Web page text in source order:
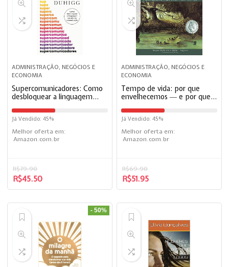
ADMINISTRAÇÃO, NEGÓCIOS E
ECONOMIA
Supercomunicadores: Como
desbloquear a linguagem
Já Vendido: 45%
Melhor oferta em:
Amazon.com.br
R$79.90
R$45.50
ADMINISTRAÇÃO, NEGÓCIOS E
ECONOMIA
Tempo de vida: por que
envelhecemos ― e por que
Já Vendido: 45%
Melhor oferta em:
Amazon.com.br
R$69.90
R$51.95
- 50%